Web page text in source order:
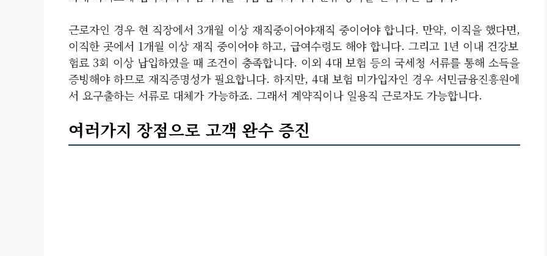
근로자인 경우 현 직장에서 3개월 이상 재직중이어야재직 중이어야 합니다. 만약, 이직을 했다면,
이직한 곳에서 1개월 이상 재직 중이어야 하고, 급여수령도 해야 합니다. 그리고 1년 이내 건강보
험료 3회 이상 납입하였을 때 조건이 충족합니다. 이외 4대 보험 등의 국세청 서류를 통해 소득을
증빙해야 하므로 재직증명성가 필요합니다. 하지만, 4대 보험 미가입자인 경우 서민금융진흥원에
서 요구출하는 서류로 대체가 가능하죠. 그래서 계약직이나 일용직 근로자도 가능합니다.
여러가지 장점으로 고객 완수 증진